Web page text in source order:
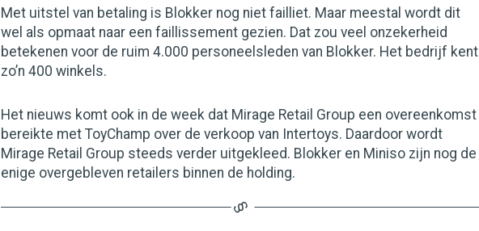
Met uitstel van betaling is Blokker nog niet failliet. Maar meestal wordt dit
wel als opmaat naar een faillissement gezien. Dat zou veel onzekerheid
betekenen voor de ruim 4.000 personeelsleden van Blokker. Het bedrijf kent
zo’n 400 winkels.
Het nieuws komt ook in de week dat Mirage Retail Group een overeenkomst
bereikte met ToyChamp over de verkoop van Intertoys. Daardoor wordt
Mirage Retail Group steeds verder uitgekleed. Blokker en Miniso zijn nog de
enige overgebleven retailers binnen de holding.